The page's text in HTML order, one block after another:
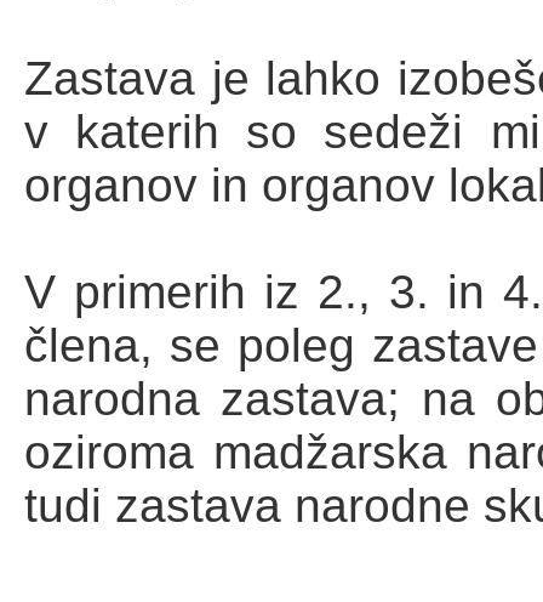
Zastava je lahko
v katerih so sedeži
organov in organov
V primerih iz 2., 3. in
člena, se poleg
narodna zastava; na
oziroma madžarska
tudi zastava narodne